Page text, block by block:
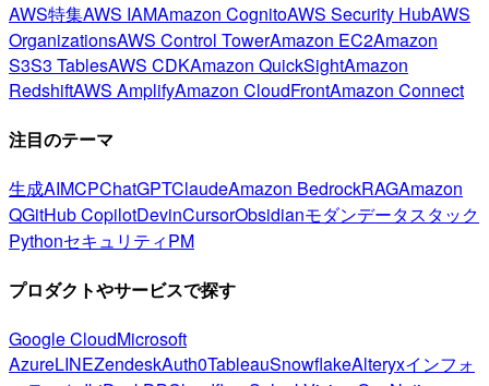
AWS特集AWS IAMAmazon CognitoAWS Security HubAWS
OrganizationsAWS Control TowerAmazon EC2Amazon
S3S3 TablesAWS CDKAmazon QuickSightAmazon
RedshiftAWS AmplifyAmazon CloudFrontAmazon Connect
注目のテーマ
生成AIMCPChatGPTClaudeAmazon BedrockRAGAmazon
QGitHub CopilotDevinCursorObsidianモダンデータスタック
PythonセキュリティPM
プロダクトやサービスで探す
Google CloudMicrosoft
AzureLINEZendeskAuth0TableauSnowflakeAlteryxインフォ